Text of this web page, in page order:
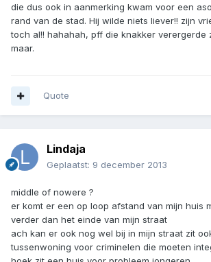
die dus ook in aanmerking kwam voor een
rand van de stad. Hij wilde niets liever!! zijn
toch al!! hahahah, pff die knakker verergerde
maar.
Quote
Lindaja
Geplaatst: 9 december 2013
middle of nowere ?
er komt er een op loop afstand van mijn huis
verder dan het einde van mijn straat
ach kan er ook nog wel bij in mijn straat zit
tussenwoning voor criminelen die moeten